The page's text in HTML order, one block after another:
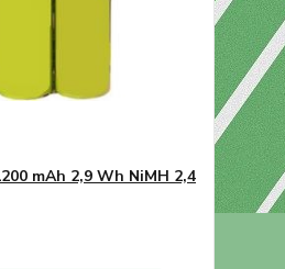
mAh 2,9 Wh NiMH 2,4